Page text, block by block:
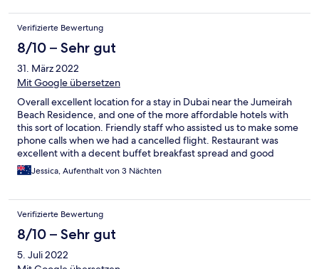
Verifizierte Bewertung
8/10 – Sehr gut
31. März 2022
Mit Google übersetzen
Overall excellent location for a stay in Dubai near the Jumeirah
Beach Residence, and one of the more affordable hotels with
this sort of location. Friendly staff who assisted us to make some
phone calls when we had a cancelled flight. Restaurant was
excellent with a decent buffet breakfast spread and good
options for lunch/dinner if needed. Rooms are fairly clean but
could do with some refurbishment. Gym facilities are adequate
excellent location for the price
Jessica, Aufenthalt von 3 Nächten
Verifizierte Bewertung
8/10 – Sehr gut
5. Juli 2022